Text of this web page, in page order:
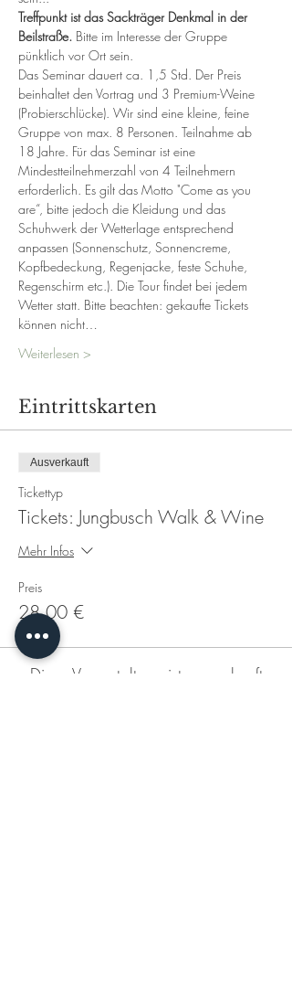
Treffpunkt ist das Sackträger Denkmal in der
Beilstraße. Bitte im Interesse der Gruppe
pünktlich vor Ort sein.
Das Seminar dauert ca. 1,5 Std. Der Preis
beinhaltet den Vortrag und 3 Premium-Weine
(Probierschlücke). Wir sind eine kleine, feine
Gruppe von max. 8 Personen. Teilnahme ab
18 Jahre. Für das Seminar ist eine
Mindestteilnehmerzahl von 4 Teilnehmern
erforderlich. Es gilt das Motto "Come as you
are“, bitte jedoch die Kleidung und das
Schuhwerk der Wetterlage entsprechend
anpassen (Sonnenschutz, Sonnencreme,
Kopfbedeckung, Regenjacke, feste Schuhe,
Regenschirm etc.). Die Tour findet bei jedem
Wetter statt. Bitte beachten: gekaufte Tickets
können nicht…
Weiterlesen >
Eintrittskarten
Ausverkauft
Tickettyp
Tickets: Jungbusch Walk & Wine
Mehr Infos
Preis
28,00 €
Diese Veranstaltung ist ausverkauft